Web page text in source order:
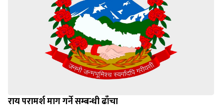
राय परामर्श माग गर्ने सम्बन्धी ढाँचा